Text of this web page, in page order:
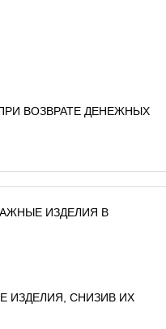
ВОЗВРАТЕ ДЕНЕЖНЫХ
ИЗДЕЛИЯ В
ИЗДЕЛИЯ, СНИЗИВ ИХ